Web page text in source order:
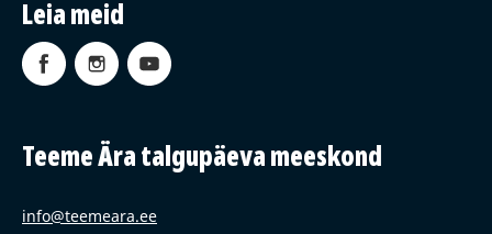
Leia meid
Teeme Ära talgupäeva meeskond
info@teemeara.ee